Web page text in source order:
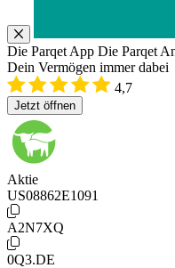
Die Parqet App Die Parqet
Dein Vermögen immer dabei
4,7
Jetzt öffnen
Aktie
US08862E1091
A2N7XQ
0Q3.DE